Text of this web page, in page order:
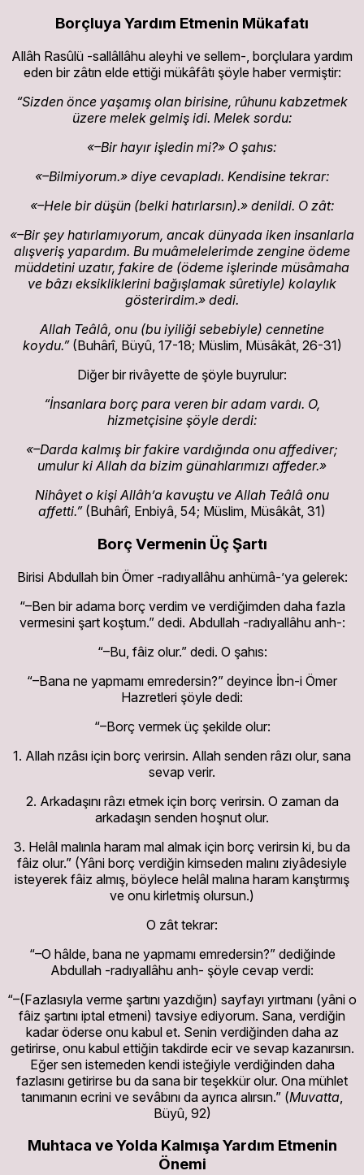
Borçluya Yardım Etmenin Mükafatı
Allâh Rasûlü -sallâllâhu aleyhi ve sellem-, borçlulara yardım
eden bir zâtın elde ettiği mükâfâtı şöyle haber vermiştir:
“Sizden önce yaşamış olan birisine, rûhunu kabzetmek
üzere melek gelmiş idi. Melek sordu:
«–Bir hayır işledin mi?» O şahıs:
«–Bilmiyorum.» diye cevapladı. Kendisine tekrar:
«–Hele bir düşün (belki hatırlarsın).» denildi. O zât:
«–Bir şey hatırlamıyorum, ancak dünyada iken insanlarla
alışveriş yapardım. Bu muâmelelerimde zengine ödeme
müddetini uzatır, fakire de (ödeme işlerinde müsâmaha
ve bâzı eksikliklerini bağışlamak sûretiyle) kolaylık
gösterirdim.» dedi.
Allah Teâlâ, onu (bu iyiliği sebebiyle) cennetine
koydu.” (Buhârî, Büyû, 17-18; Müslim, Müsâkât, 26-31)
Diğer bir rivâyette de şöyle buyrulur:
“İnsanlara borç para veren bir adam vardı. O,
hizmetçisine şöyle derdi:
«–Darda kalmış bir fakire vardığında onu affediver;
umulur ki Allah da bizim günahlarımızı affeder.»
Nihâyet o kişi Allâh’a kavuştu ve Allah Teâlâ onu
affetti.” (Buhârî, Enbiyâ, 54; Müslim, Müsâkât, 31)
Borç Vermenin Üç Şartı
Birisi Abdullah bin Ömer -radıyallâhu anhümâ-’ya gelerek:
“–Ben bir adama borç verdim ve verdiğimden daha fazla
vermesini şart koştum.” dedi. Abdullah -radıyallâhu anh-:
“–Bu, fâiz olur.” dedi. O şahıs:
“–Bana ne yapmamı emredersin?” deyince İbn-i Ömer
Hazretleri şöyle dedi:
“–Borç vermek üç şekilde olur:
1. Allah rızâsı için borç verirsin. Allah senden râzı olur, sana
sevap verir.
2. Arkadaşını râzı etmek için borç verirsin. O zaman da
arkadaşın senden hoşnut olur.
3. Helâl malınla haram mal almak için borç verirsin ki, bu da
fâiz olur.” (Yâni borç verdiğin kimseden malını ziyâdesiyle
isteyerek fâiz almış, böylece helâl malına haram karıştırmış
ve onu kirletmiş olursun.)
O zât tekrar:
“–O hâlde, bana ne yapmamı emredersin?” dediğinde
Abdullah -radıyallâhu anh- şöyle cevap verdi:
“–(Fazlasıyla verme şartını yazdığın) sayfayı yırtmanı (yâni o
fâiz şartını iptal etmeni) tavsiye ediyorum. Sana, verdiğin
kadar öderse onu kabul et. Senin verdiğinden daha az
getirirse, onu kabul ettiğin takdirde ecir ve sevap kazanırsın.
Eğer sen istemeden kendi isteğiyle verdiğinden daha
fazlasını getirirse bu da sana bir teşekkür olur. Ona mühlet
tanımanın ecrini ve sevâbını da ayrıca alırsın.” (Muvatta
Büyû, 92)
Muhtaca ve Yolda Kalmışa Yardım Etmenin
Önemi